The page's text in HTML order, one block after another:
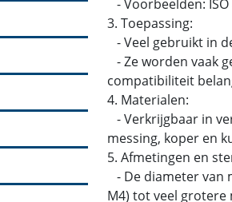
- Voorbeelden:
3. Toepassing:
- Veel gebruikt in
- Ze worden vaak
compatibiliteit
4. Materialen:
- Verkrijgbaar in
messing, koper en
5. Afmetingen en
- De diameter van
M4) tot veel grotere